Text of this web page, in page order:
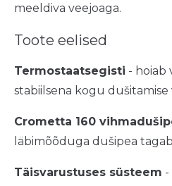
meeldiva veejoaga.
Toote eelised
Termostaatsegisti - hoiab
stabiilsena kogu dušitamise
Crometta 160
läbimõõduga dušipea
Täisvarustuses süsteem -